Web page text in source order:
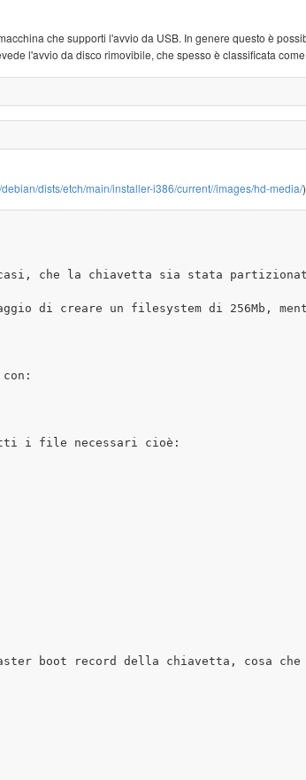
che supporti l'avvio da USB. In genere questo è
l'avvio da disco rimovibile, che spesso è classificata
dists/etch/main/installer-i386/current//images/hd-media/
che la chiavetta sia stata
di creare un filesystem di
i file necessari cioè:
boot record della chiavetta, cosa